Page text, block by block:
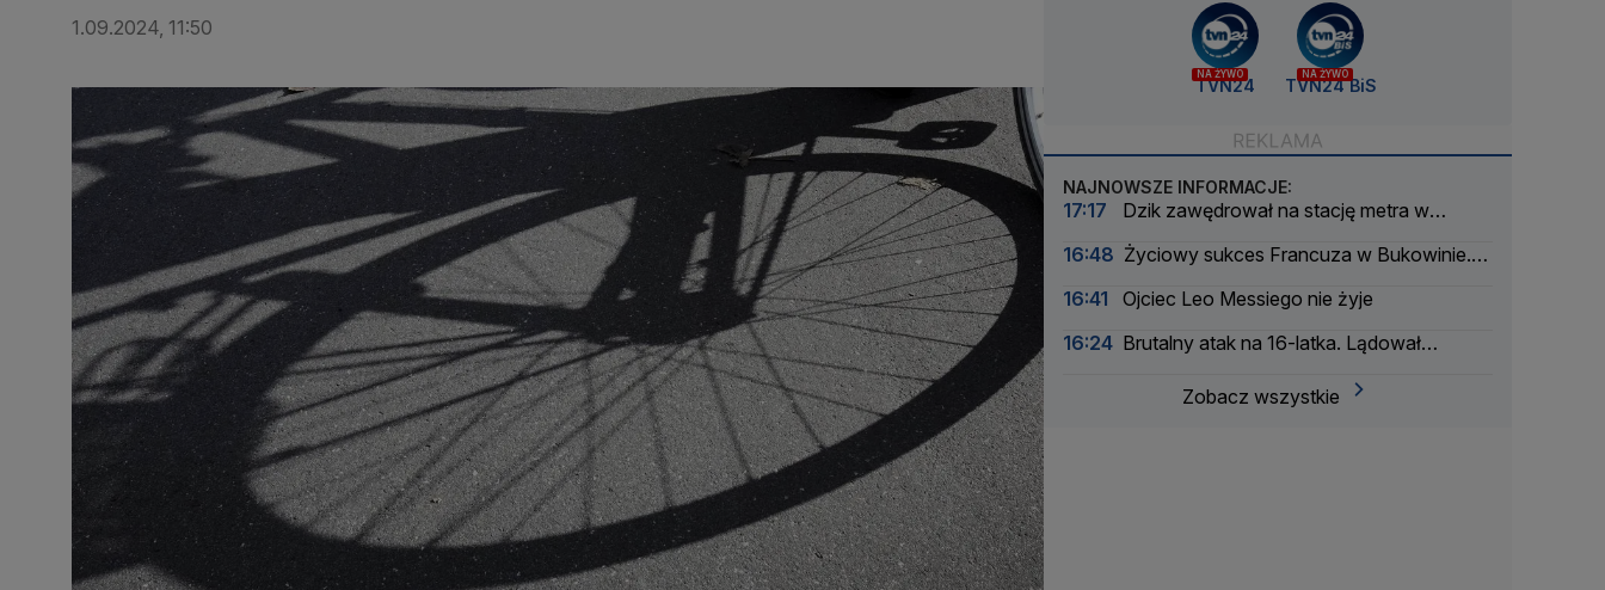
1.09.2024, 11:50
NA ŻYWO
TVN24
NA ŻYWO
TVN24 BiS
NAJNOWSZE INFORMACJE:
17:17
Dzik zawędrował na stację metra w
16:48 Życiowy sukces Francuza w Bukowinie.
16:41
Ojciec Leo Messiego nie żyje
16:24 Brutalny atak na 16-latka. Lądował
Zobacz wszystkie